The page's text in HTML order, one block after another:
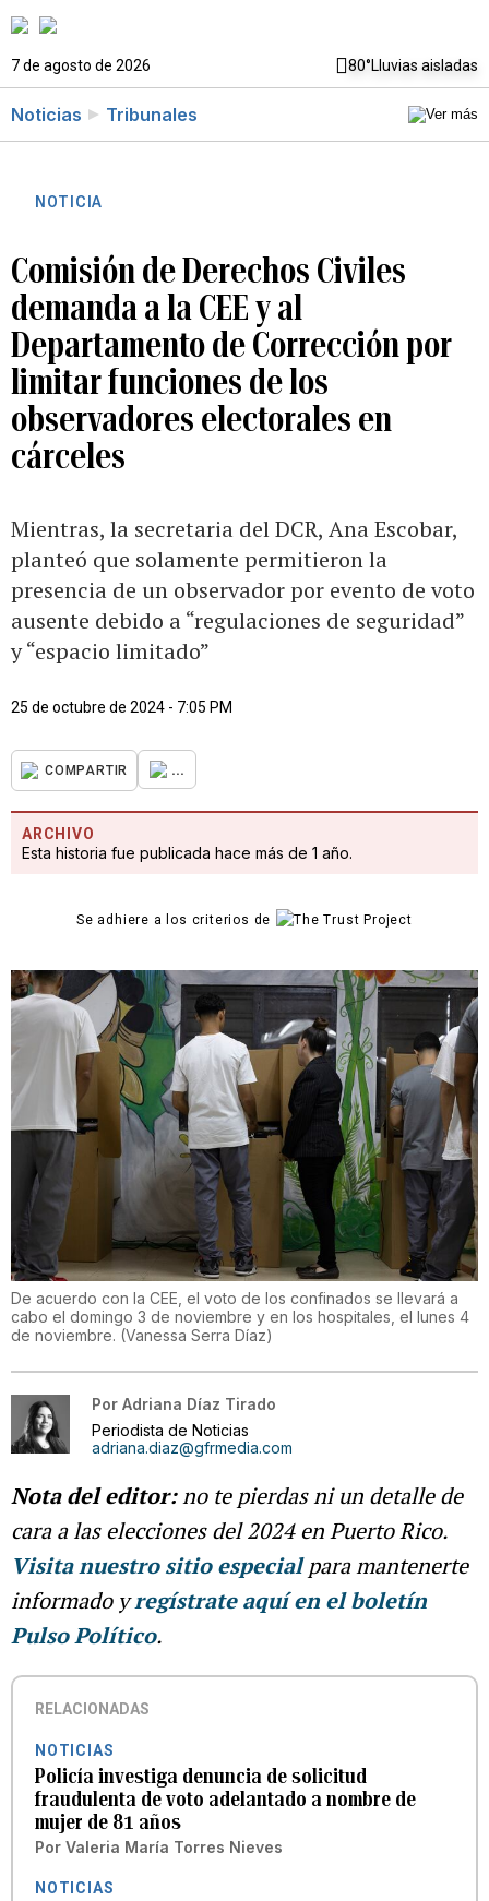
7 de agosto de 2026 80°Lluvias aisladas
Noticias Tribunales
NOTICIA
Comisión de Derechos Civiles
demanda a la CEE y al
Departamento de Corrección por
limitar funciones de los
observadores electorales en
cárceles
Mientras, la secretaria del DCR, Ana Escobar,
planteó que solamente permitieron la
presencia de un observador por evento de voto
ausente debido a “regulaciones de seguridad”
y “espacio limitado”
25 de octubre de 2024 - 7:05 PM
COMPARTIR ...
ARCHIVO
Esta historia fue publicada hace más de 1 año.
Se adhiere a los criterios de
De acuerdo con la CEE, el voto de los confinados se llevará a
cabo el domingo 3 de noviembre y en los hospitales, el lunes 4
de noviembre. (Vanessa Serra Díaz)
Por Adriana Díaz Tirado
Periodista de Noticias
adriana.diaz@gfrmedia.com
Nota del editor:no te pierdas ni un detalle de
cara a las elecciones del 2024 en Puerto Rico.
Visita nuestro sitio especialpara mantenerte
informado yregístrate aquí en el boletín
Pulso Político.
RELACIONADAS
NOTICIAS
Policía investiga denuncia de solicitud
fraudulenta de voto adelantado a nombre de
mujer de 81 años
Por Valeria María Torres Nieves
NOTICIAS